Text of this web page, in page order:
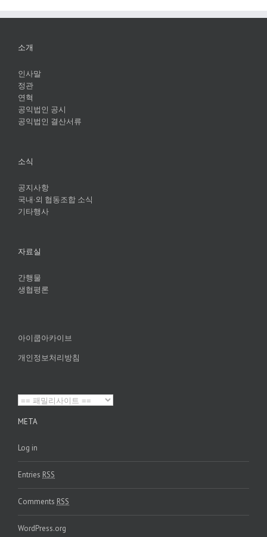
소개
인사말
정관
연혁
공익법인 공시
공익법인 결산서류
소식
공지사항
국내·외 협동조합 소식
기타행사
자료실
간행물
생협평론
아이쿱아카이브
개인정보처리방침
META
Log in
Entries RSS
Comments RSS
WordPress.org